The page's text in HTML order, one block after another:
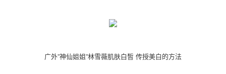
广外”神仙姐姐”林雪薇肌肤白皙 传授美白的方法